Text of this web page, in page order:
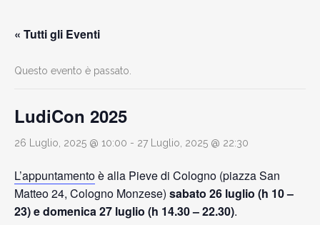
« Tutti gli Eventi
Questo evento è passato.
LudiCon 2025
26 Luglio, 2025 @ 10:00 - 27 Luglio, 2025 @ 22:30
L’appuntamentoè alla Pieve di Cologno (piazza San
Matteo 24, Cologno Monzese) sabato 26 luglio (h 10 –
23) e domenica 27 luglio (h 14.30 – 22.30).